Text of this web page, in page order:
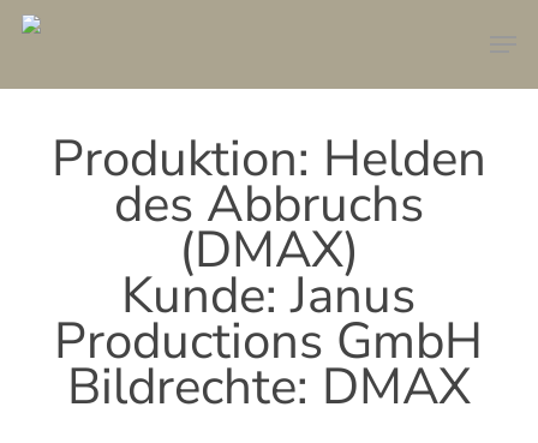
Skip
Produktion: Helden
des Abbruchs
(DMAX)
Kunde: Janus
Productions GmbH
Bildrechte: DMAX